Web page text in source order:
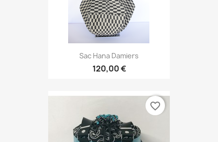
Sac Hana Damiers
120,00 €
favorite_border